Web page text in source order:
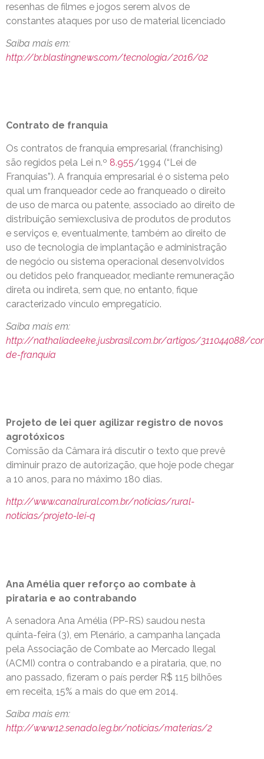
resenhas de filmes e jogos serem alvos de
constantes ataques por uso de material licenciado
Saiba mais em:
http://br.blastingnews.com/tecnologia/2016/02
Contrato de franquia
Os contratos de franquia empresarial (franchising)
são regidos pela Lei n.º 8.955/1994 (“Lei de
Franquias”). A franquia empresarial é o sistema pelo
qual um franqueador cede ao franqueado o direito
de uso de marca ou patente, associado ao direito de
distribuição semiexclusiva de produtos de produtos
e serviços e, eventualmente, também ao direito de
uso de tecnologia de implantação e administração
de negócio ou sistema operacional desenvolvidos
ou detidos pelo franqueador, mediante remuneração
direta ou indireta, sem que, no entanto, fique
caracterizado vínculo empregatício.
Saiba mais em:
http://nathaliadeeke.jusbrasil.com.br/artigos/311044088/
de-franquia
Projeto de lei quer agilizar registro de novos
agrotóxicos
Comissão da Câmara irá discutir o texto que prevê
diminuir prazo de autorização, que hoje pode chegar
a 10 anos, para no máximo 180 dias.
http://www.canalrural.com.br/noticias/rural-
noticias/projeto-lei-q
Ana Amélia quer reforço ao combate à
pirataria e ao contrabando
A senadora Ana Amélia (PP-RS) saudou nesta
quinta-feira (3), em Plenário, a campanha lançada
pela Associação de Combate ao Mercado Ilegal
(ACMI) contra o contrabando e a pirataria, que, no
ano passado, fizeram o país perder R$ 115 bilhões
em receita, 15% a mais do que em 2014.
Saiba mais em:
http://www12.senado.leg.br/noticias/materias/2